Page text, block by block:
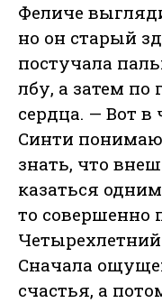
Феличе
но он старый
постучала
лбу, а затем по
сердца. — Вот в
Синти
знать, что
казаться
то совершенно
Сначала
счастья, а